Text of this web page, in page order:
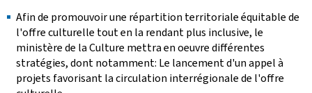
Afin de promouvoir une répartition territoriale équitable de
l'offre culturelle tout en la rendant plus inclusive, le
ministère de la Culture mettra en oeuvre différentes
stratégies, dont notamment: Le lancement d'un appel à
projets favorisant la circulation interrégionale de l'offre